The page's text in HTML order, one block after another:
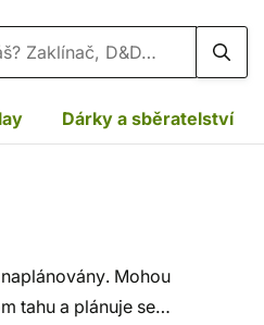
Dárky a sběratelství
Mohou
tahu a plánuje se